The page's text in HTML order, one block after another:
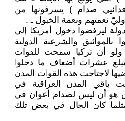
صدام ) يسرقونها من
نعمتهم ونعمة الخيول ـ .
ليرفضوا دخول أمريكا إلى
بالمواثيق والشرعية الدولية
أن تركيا سمحت للقوات
عشرات أضعاف ما دخلوا
لاجتاحت هذه القوات المدن
باقي المدن العراقية في
هو أن ليس لصدام أعوان في
كان الحال في بعض تلك